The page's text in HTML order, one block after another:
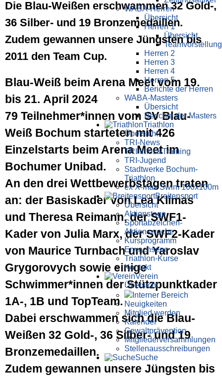
WABA-Herren
Übersicht
Herren 1
Übersicht
Teamvorstellung
Herren 2
Herren 3
Herren 4
Herren 5
Berichte der Herren
WABA-Masters
Übersicht
Berichte der Masters
Triathlon
Übersicht
TRI-News
TRI-Infos&Training
TRI-Jugend
Stadtwerke Bochum-
Triathlon
ex X-mas Swim 100x100m
Breiten­sport
Übersicht
Aktionstage
Sportabzeichen-
Aktionswoche
Kursprogramm
Erwachsene
Triathlon-Kurse
Kontakt
Verein
Übersicht
Interner Bereich
Neuigkeiten
Mitglied werden
Kalender
Gewaltprävention
Mitglieder­versammlungen
Stellen­aus­schrei­bungen
Suche
Die Blau-Weißen erschwammen 32 Gold-,
36 Silber- und 19 Bronzemedaillen.
Zudem gewannen unsere Jüngsten bis
2011 den Team Cup.
Blau-Weiß beim Arena Meet vom 19.
bis 21. April 2024
79 Teilnehmer*innen vom SV Blau-
Weiß Bochum starteten mit 426
Einzelstarts beim Arena Meet im
Bochumer Unibad.
An den drei Wettbewerbstagen traten
an: der Basiskader von Lea Klimas
und Theresa Reimann, der SWF1-
Kader von Julia Marx, der SWF2-Kader
von Maurice Turnbach und Yaroslav
Grygorovych sowie einige
Schwimmer*innen der Stützpunktkader
1A-, 1B und TopTeam.
Dabei erschwammen sich die Blau-
Weißen 32 Gold-, 36 Silber- und 19
Bronzemedaillen.
Zudem gewannen unsere Jüngsten bis